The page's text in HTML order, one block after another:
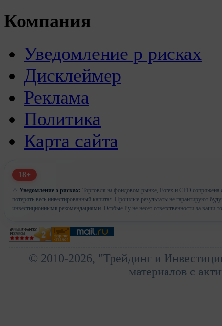
Компания
Уведомление р рисках
Дисклеймер
Реклама
Политика
Карта сайта
18+
⚠️ Уведомление о рисках: Торговля на фондовом рынке, Forex и CFD сопряжена
потерять весь инвестированный капитал. Прошлые результаты не гарантируют
инвестиционными рекомендациями. Особые Ру не несет ответственности за ваши
© 2010-2026, "Трейдинг и
материалов с